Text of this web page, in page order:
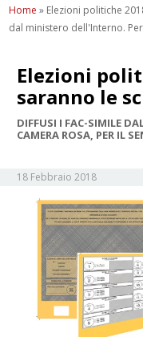
Home » Elezioni politiche
dal ministero dell'Interno.
Elezioni
saranno le
DIFFUSI I FAC-SIMILE
CAMERA ROSA, PER IL
18 Febbraio 2018